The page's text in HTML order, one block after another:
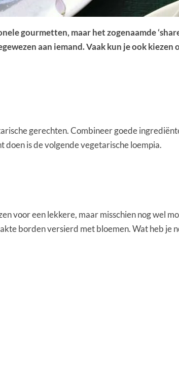
gourmetten, maar het zogenaamde
aan iemand. Vaak kun je ook
gerechten. Combineer goede
is de volgende vegetarische loempia.
voor een lekkere, maar misschien nog wel
borden versierd met bloemen. Wat heb je